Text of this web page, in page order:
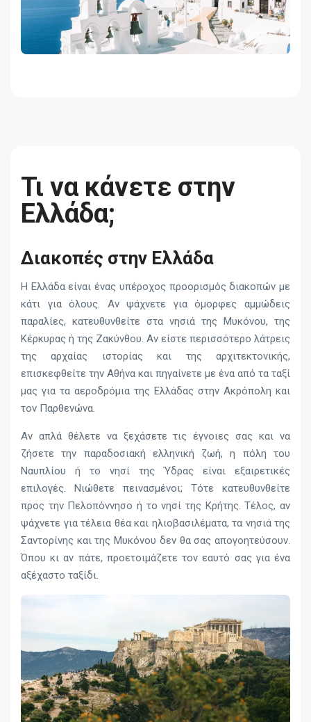
Τι να κάνετε στην
Ελλάδα;
Διακοπές στην Ελλάδα
Η Ελλάδα είναι ένας υπέροχος προορισμός διακοπών με
κάτι για όλους. Αν ψάχνετε για όμορφες αμμώδεις
παραλίες, κατευθυνθείτε στα νησιά της Μυκόνου, της
Κέρκυρας ή της Ζακύνθου. Αν είστε περισσότερο λάτρεις
της αρχαίας ιστορίας και της αρχιτεκτονικής,
επισκεφθείτε την Αθήνα και πηγαίνετε με ένα από τα ταξί
μας για τα αεροδρόμια της Ελλάδας στην Ακρόπολη και
τον Παρθενώνα.
Αν απλά θέλετε να ξεχάσετε τις έγνοιες σας και να
ζήσετε την παραδοσιακή ελληνική ζωή, η πόλη του
Ναυπλίου ή το νησί της Ύδρας είναι εξαιρετικές
επιλογές. Νιώθετε πεινασμένοι; Τότε κατευθυνθείτε
προς την Πελοπόννησο ή το νησί της Κρήτης. Τέλος, αν
ψάχνετε για τέλεια θέα και ηλιοβασιλέματα, τα νησιά της
Σαντορίνης και της Μυκόνου δεν θα σας απογοητεύσουν.
Όπου κι αν πάτε, προετοιμάζετε τον εαυτό σας για ένα
αξέχαστο ταξίδι.